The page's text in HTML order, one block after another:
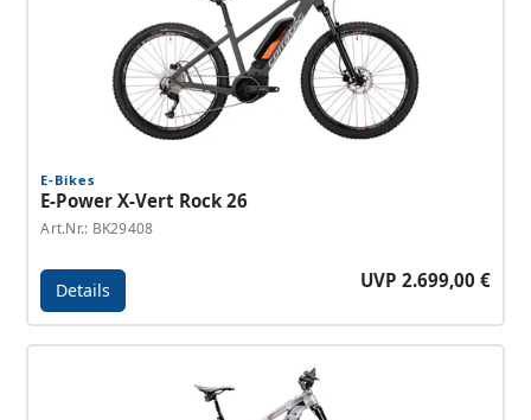
E-Bikes
E-Power X-Vert Rock 26
Art.Nr.: BK29408
Details UVP 2.699,00 €